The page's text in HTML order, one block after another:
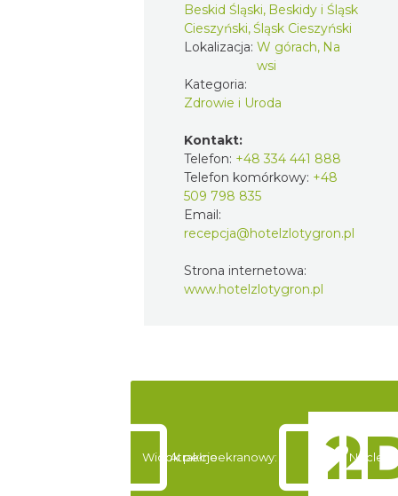
Beskid Śląski, Beskidy i Śląsk
Cieszyński, Śląsk Cieszyński
Lokalizacja: W górach, Na
wsi
Kategoria:
Zdrowie i Uroda
Kontakt:
Telefon: +48 334 441 888
Telefon komórkowy: +48
509 798 835
Email:
recepcja@hotelzlotygron.pl
Strona internetowa:
www.hotelzlotygron.pl
Widok pełnoekranowy:
Atrakcje Noclegi